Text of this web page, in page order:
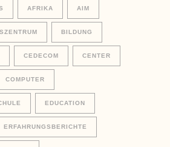
AFRIKA AIM
BILDUNG
CEDECOM CENTER
COMPUTER
EDUCATION
ERFAHRUNGSBERICHTE